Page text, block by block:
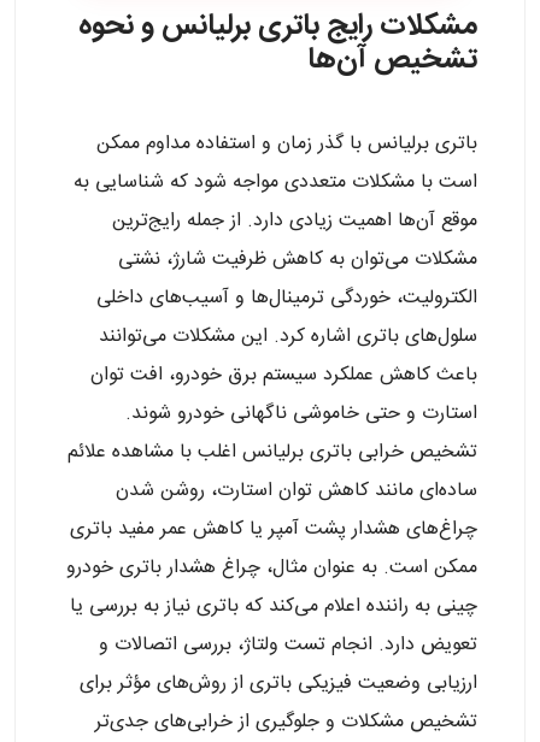
مشکلات رایج باتری برلیانس و نحوه
تشخیص آن‌ها
باتری برلیانس با گذر زمان و استفاده مداوم ممکن
است با مشکلات متعددی مواجه شود که شناسایی به
موقع آن‌ها اهمیت زیادی دارد. از جمله رایج‌ترین
مشکلات می‌توان به کاهش ظرفیت شارژ، نشتی
الکترولیت، خوردگی ترمینال‌ها و آسیب‌های داخلی
سلول‌های باتری اشاره کرد. این مشکلات می‌توانند
باعث کاهش عملکرد سیستم برق خودرو، افت توان
استارت و حتی خاموشی ناگهانی خودرو شوند.
تشخیص خرابی باتری برلیانس اغلب با مشاهده علائم
ساده‌ای مانند کاهش توان استارت، روشن شدن
چراغ‌های هشدار پشت آمپر یا کاهش عمر مفید باتری
ممکن است. به عنوان مثال، چراغ هشدار باتری خودرو
چینی به راننده اعلام می‌کند که باتری نیاز به بررسی یا
تعویض دارد. انجام تست ولتاژ، بررسی اتصالات و
ارزیابی وضعیت فیزیکی باتری از روش‌های مؤثر برای
تشخیص مشکلات و جلوگیری از خرابی‌های جدی‌تر